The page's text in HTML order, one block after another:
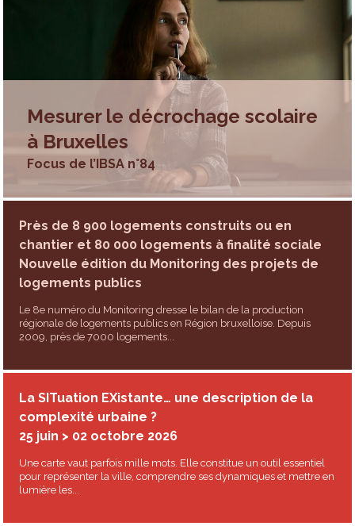
Mesurer le décrochage scolaire
à Bruxelles
Focus de l’IBSA n°84
Près de 8 900 logements construits ou en
chantier et 80 000 logements à finalité sociale
Nouvelle édition du Monitoring des projets de
logements publics
Le 8e numéro du Monitoring dresse le bilan de la production
régionale de logements publics en Région bruxelloise. Depuis
2009, près de 7000 logements...
La SITuation EXistante… une description de la
complexité urbaine ?
25 juin > 02 octobre 2026
Une carte vaut parfois mille mots. Elle constitue un outil essentiel
pour représenter la ville, comprendre ses dynamiques et mettre en
lumière les...